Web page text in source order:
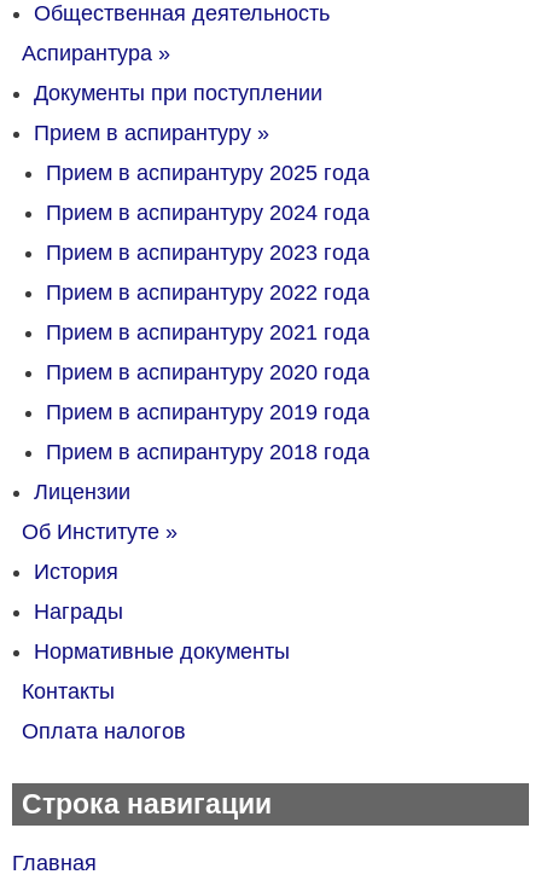
Общественная деятельность
Аспирантура »
Документы при поступлении
Прием в аспирантуру »
Прием в аспирантуру 2025 года
Прием в аспирантуру 2024 года
Прием в аспирантуру 2023 года
Прием в аспирантуру 2022 года
Прием в аспирантуру 2021 года
Прием в аспирантуру 2020 года
Прием в аспирантуру 2019 года
Прием в аспирантуру 2018 года
Лицензии
Об Институте »
История
Награды
Нормативные документы
Контакты
Оплата налогов
Строка навигации
Главная